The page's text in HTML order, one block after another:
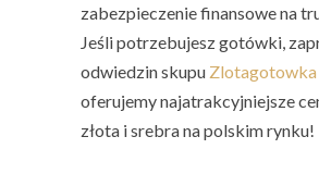
zabezpieczenie finansowe na
Jeśli potrzebujesz gotówki,
odwiedzin skupu Zlotagotowka
oferujemy najatrakcyjniejsze
złota i srebra na polskim rynku!